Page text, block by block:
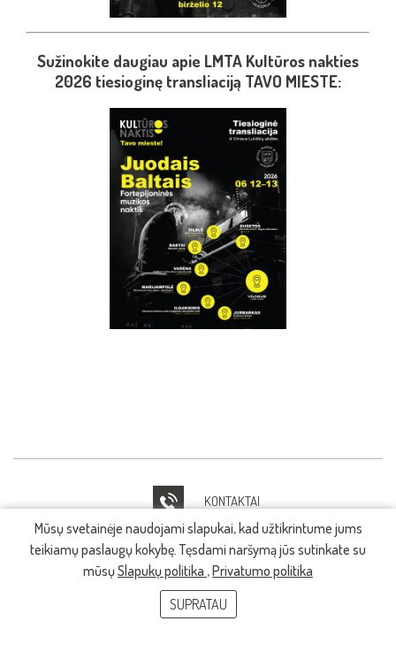
Mūsų svetainėje naudojami slapukai, kad užtikrintume jums
teikiamų paslaugų kokybę. Tęsdami naršymą jūs sutinkate su
mūsųSlapukų politika ,Privatumo politika
SUPRATAU
Sužinokite daugiau apie LMTA Kultūros nakties
2026 tiesioginę transliaciją TAVO MIESTE:
KONTAKTAI
IT PAGALBA